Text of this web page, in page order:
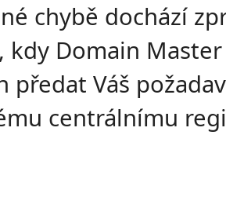
chybě dochází
kdy Domain
předat Váš
centrálnímu